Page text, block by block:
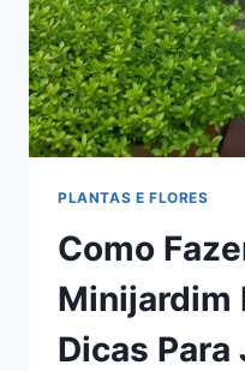
PLANTAS E FLORES
Como
Minijardim
Dicas Para